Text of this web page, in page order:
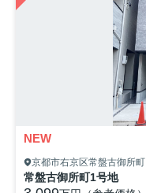
NEW
京都市右京区常盤古御所町
常盤古御所町1号地